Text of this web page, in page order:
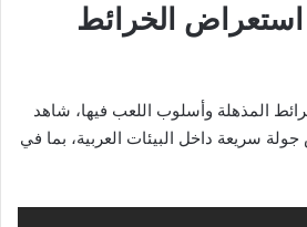
الخرائط
المذهلة وأسلوب اللعب فيها، شاهد
سريعة داخل البيئات العربية، بما في